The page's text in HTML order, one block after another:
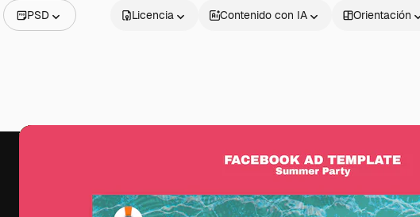
PSD
Vídeos
Licencia Contenido con IA Orientación
Productos